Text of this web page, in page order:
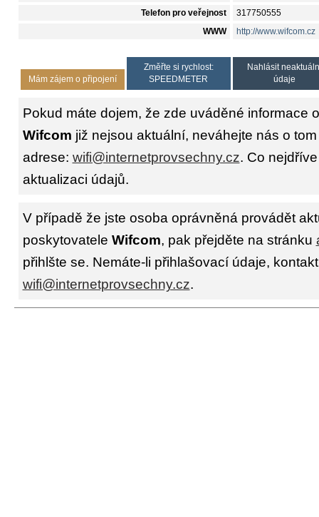
Telefon pro veřejnost 317750555
WWW http://www.wifcom.cz
Mám zájem o připojení
Změřte si rychlost:
SPEEDMETER
Nahlásit
údaje
Pokud máte dojem, že zde uváděné informace
Wifcom již nejsou aktuální, neváhejte nás o
adrese: wifi@internetprovsechny.cz. Co
aktualizaci údajů.
V případě že jste osoba oprávněná provádět
poskytovatele Wifcom, pak přejděte na stránku
přihlšte se. Nemáte-li přihlašovací údaje,
wifi@internetprovsechny.cz.